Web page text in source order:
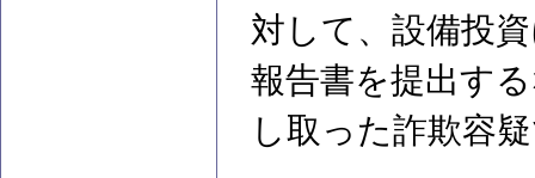
対して、設備投
報告書を提出す
し取った詐欺容